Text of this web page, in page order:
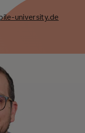
university.de